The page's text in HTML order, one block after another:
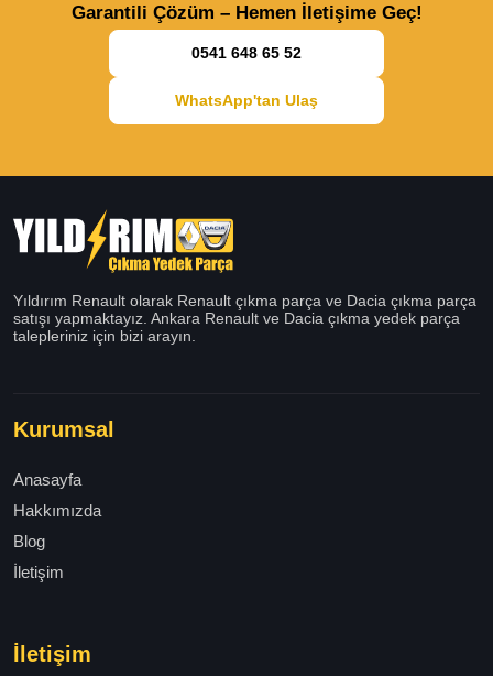
Garantili Çözüm – Hemen İletişime Geç!
0541 648 65 52
WhatsApp'tan Ulaş
Yıldırım Renault olarak Renault çıkma parça ve Dacia çıkma parça
satışı yapmaktayız. Ankara Renault ve Dacia çıkma yedek parça
talepleriniz için bizi arayın.
Kurumsal
Anasayfa
Hakkımızda
Blog
İletişim
İletişim